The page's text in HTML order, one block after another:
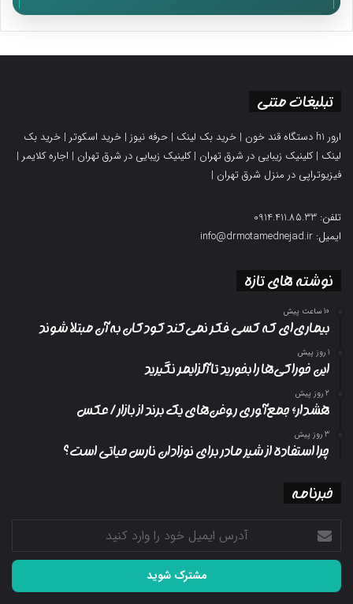
تبلیغات متنی
ارور h1 دستگاه قند خون | خرید بک لینک | حرفه نیوز | خرید اسکوتر | خرید بک
لینک |کلینیک زیبایی در شرق تهران |کلینیک زیبایی در شرق تهران | اجاره کلایمر |
فیزیوتراپی در منزل شرق تهران |
تلفن: 0914.411.85.33
ایمیل: info@drmotamednejad.ir
نوشته های تازه
10 ساعت پیش
بیماری‌ای که کسی فکر نمی‌کند کودکان به آن مبتلا شوند
1 روز پیش
این خوراکی‌ها را بخورید تا آلزایمر نگیرید
2 روز پیش
هشدار؛ جمع‌آوری روغن‌های یک برند از بازار/ عکس
3 روز پیش
چرا استفاده از شیر مادر برای نوزادان نارس حیاتی است؟
خبرنامه
آدرس
ایمیل
خود
وارد